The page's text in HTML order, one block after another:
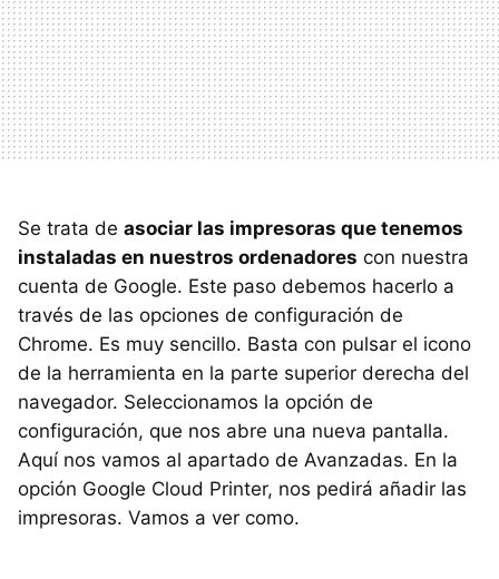
Se trata de asociar las impresoras que tenemos
instaladas en nuestros ordenadores con nuestra
cuenta de Google. Este paso debemos hacerlo a
través de las opciones de configuración de
Chrome. Es muy sencillo. Basta con pulsar el icono
de la herramienta en la parte superior derecha del
navegador. Seleccionamos la opción de
configuración, que nos abre una nueva pantalla.
Aquí nos vamos al apartado de Avanzadas. En la
opción Google Cloud Printer, nos pedirá añadir las
impresoras. Vamos a ver como.